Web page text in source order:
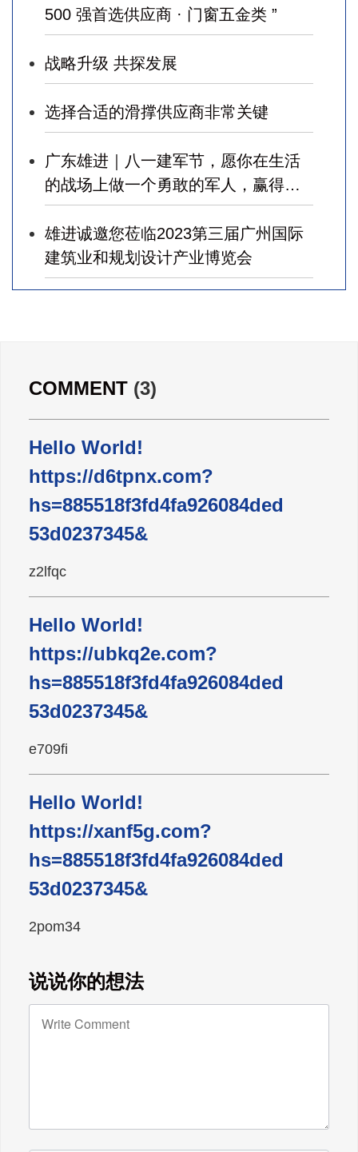
500 强首选供应商 · 门窗五金类 ”
战略升级 共探发展
选择合适的滑撑供应商非常关键
广东雄进｜八一建军节，愿你在生活
的战场上做一个勇敢的军人，赢得幸
福！
雄进诚邀您莅临2023第三届广州国际
建筑业和规划设计产业博览会
广东雄进｜教师节到了，祝节日健康
快乐!天下老师们身体健康!
广东雄进｜时光不老，久久念孝。祝
福所有老人，年年逢重阳，岁岁皆平
安。
COMMENT (3)
Hello World!
https://d6tpnx.com?
hs=885518f3fd4fa926084ded
53d0237345&
z2lfqc
Hello World!
https://ubkq2e.com?
hs=885518f3fd4fa926084ded
53d0237345&
e709fi
Hello World!
https://xanf5g.com?
hs=885518f3fd4fa926084ded
53d0237345&
2pom34
说说你的想法